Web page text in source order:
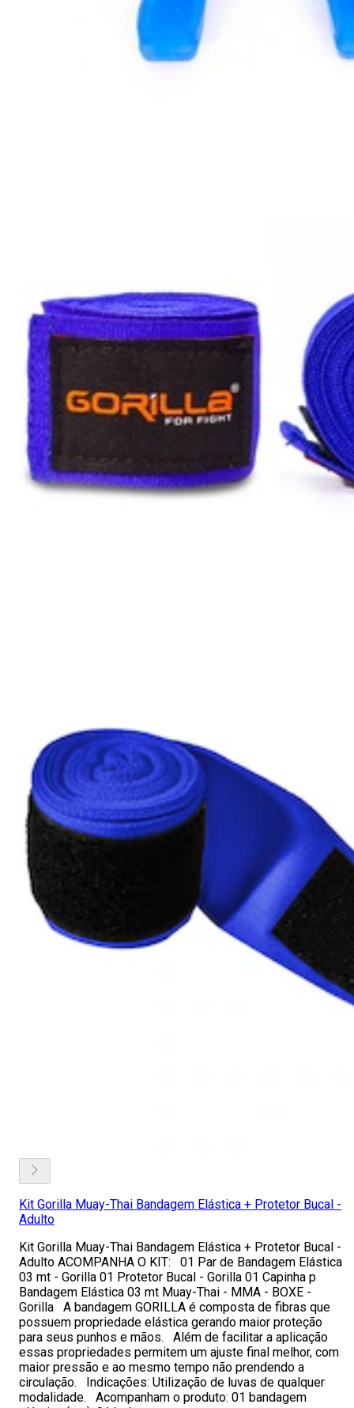
Kit Gorilla Muay-Thai Bandagem Elástica + Protetor Bucal -
Adulto
Kit Gorilla Muay-Thai Bandagem Elástica + Protetor Bucal -
Adulto ACOMPANHA O KIT: 01 Par de Bandagem Elástica
03 mt - Gorilla 01 Protetor Bucal - Gorilla 01 Capinha p
Bandagem Elástica 03 mt Muay-Thai - MMA - BOXE -
Gorilla A bandagem GORILLA é composta de fibras que
possuem propriedade elástica gerando maior proteção
para seus punhos e mãos. Além de facilitar a aplicação
essas propriedades permitem um ajuste final melhor, com
maior pressão e ao mesmo tempo não prendendo a
circulação. Indicações: Utilização de luvas de qualquer
modalidade. Acompanham o produto: 01 bandagem